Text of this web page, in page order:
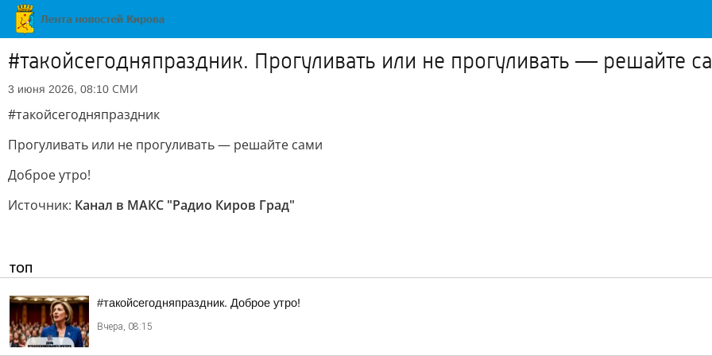
#такойсегодняпраздник. Прогуливать или не прогуливать — решайте
3 июня 2026, 08:10 СМИ
#такойсегодняпраздник
Прогуливать или не прогуливать — решайте сами
Доброе утро!
Источник: Канал в МАКС "Радио Киров Град"
ТОП
#такойсегодняпраздник. Доброе утро!
Вчера, 08:15